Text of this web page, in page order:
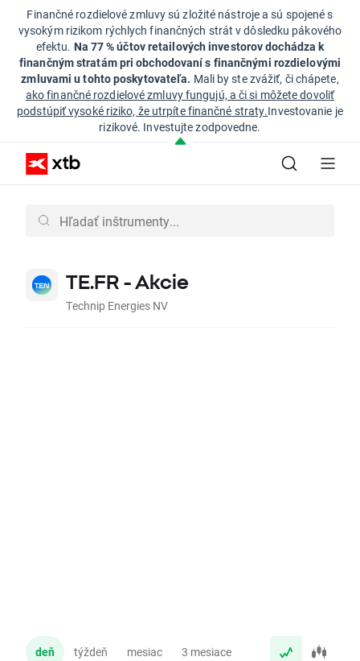
Finančné rozdielové zmluvy sú zložité nástroje a sú spojené s
vysokým rizikom rýchlych finančných strát v dôsledku pákového
efektu. Na 77 % účtov retailových investorov dochádza k
finančným stratám pri obchodovaní s finančnými rozdielovými
zmluvami u tohto poskytovateľa. Mali by ste zvážiť, či chápete,
ako finančné rozdielové zmluvy fungujú, a či si môžete dovoliť
podstúpiť vysoké riziko, že utrpíte finančné straty.Investovanie je
rizikové. Investujte zodpovedne.
TE.FR - Akcie
Technip Energies NV
deň týždeň mesiac 3 mesiace